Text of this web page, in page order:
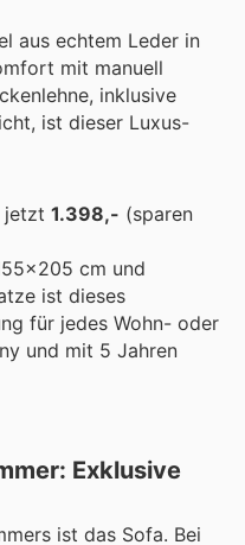
aus echtem Leder in
mit manuell
inklusive
ist dieser Luxus-
jetzt 1.398,- (sparen
cm und
ist dieses
für jedes Wohn- oder
und mit 5 Jahren
Exklusive
ist das Sofa. Bei